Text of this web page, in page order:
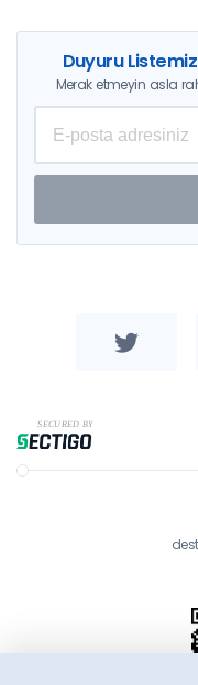
Duyuru
Merak etmeyin asla